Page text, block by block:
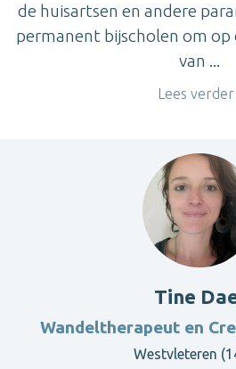
de huisartsen en andere
permanent bijscholen om
van ...
Lees verder
Tine
Wandeltherapeut en
Westvleteren